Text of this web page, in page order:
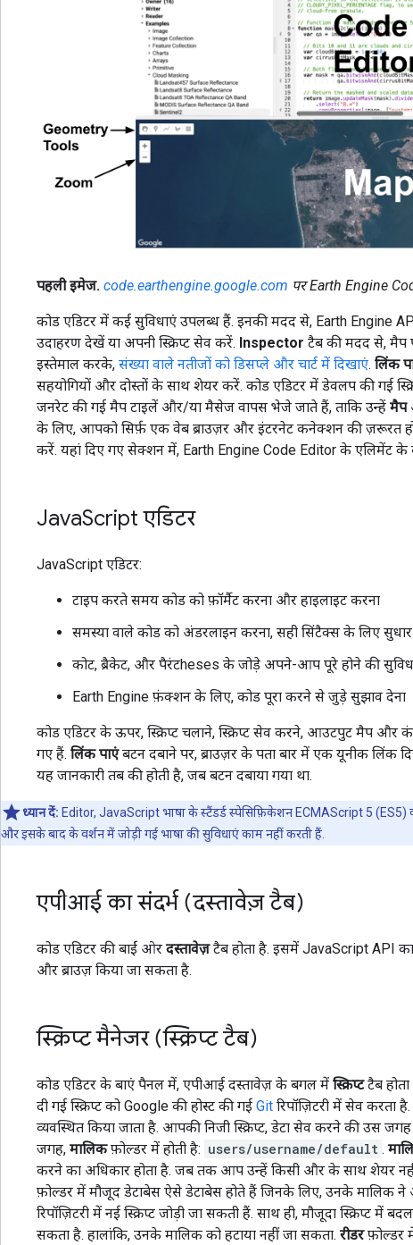
पहली इमेज. code.earthengine.google.com पर Earth Engine
कोड एडिटर में कई सुविधाएं उपलब्ध हैं. इनकी मदद से, Earth Engine
उदाहरण देखें या अपनी स्क्रिप्ट सेव करें. Inspector टैब की मदद से, मैप
इस्तेमाल करके, संख्या वाले नतीजों को डिसप्ले और चार्ट में दिखाएं. लिंक
सहयोगियों और दोस्तों के साथ शेयर करें. कोड एडिटर में डेवलप की गई
जनरेट की गई मैप टाइलें और/या मैसेज वापस भेजे जाते हैं, ताकि उन्हें मैप
के लिए, आपको सिर्फ़ एक वेब ब्राउज़र और इंटरनेट कनेक्शन की ज़रूरत
करें. यहां दिए गए सेक्शन में, Earth Engine Code Editor के एलिमेंट के
JavaScript एडिटर
JavaScript एडिटर:
टाइप करते समय कोड को फ़ॉर्मैट करना और हाइलाइट करना
समस्या वाले कोड को अंडरलाइन करना, सही सिंटैक्स के लिए
कोट, ब्रैकेट, और पैरंटheses के जोड़े अपने-आप पूरे होने की
Earth Engine फ़ंक्शन के लिए, कोड पूरा करने से जुड़े सुझाव देना
कोड एडिटर के ऊपर, स्क्रिप्ट चलाने, स्क्रिप्ट सेव करने, आउटपुट मैप और
गए हैं. लिंक पाएंबटन दबाने पर, ब्राउज़र के पता बार में एक यूनीक लिंक
यह जानकारी तब की होती है, जब बटन दबाया गया था.
ध्यान दें: Editor, JavaScript भाषा के स्टैंडर्ड स्पेसिफ़िकेशन ECMAScript 5
और इसके बाद के वर्शन में जोड़ी गई भाषा की सुविधाएं काम नहीं करती हैं.
एपीआई का संदर्भ (दस्तावेज़ टैब)
कोड एडिटर की बाईं ओर दस्तावेज़टैब होता है. इसमें JavaScript API का
और ब्राउज़ किया जा सकता है.
स्क्रिप्ट मैनेजर (स्क्रिप्ट टैब)
कोड एडिटर के बाएं पैनल में, एपीआई दस्तावेज़ के बगल में स्क्रिप्टटैब
दी गई स्क्रिप्ट को Google की होस्ट की गई Git रिपॉज़िटरी में सेव
व्यवस्थित किया जाता है. आपकी निजी स्क्रिप्ट, डेटा सेव करने की उस
जगह, मालिकफ़ोल्डर में होती है: users/username/default .
करने का अधिकार होता है. जब तक आप उन्हें किसी और के साथ शेयर
फ़ोल्डर में मौजूद डेटाबेस ऐसे डेटाबेस होते हैं जिनके लिए, उनके मालिक
रिपॉज़िटरी में नई स्क्रिप्ट जोड़ी जा सकती हैं. साथ ही, मौजूदा स्क्रिप्ट
सकता है. हालांकि, उनके मालिक को हटाया नहीं जा सकता. रीडरफ़ोल्डर